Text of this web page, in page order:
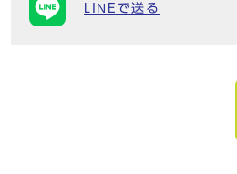
LINEで送る